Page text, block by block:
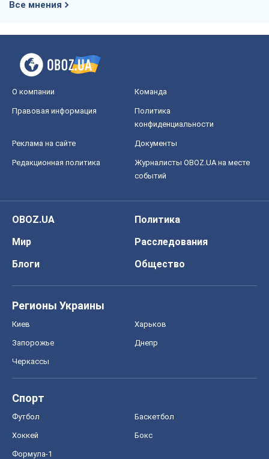
Все мнения
О компании Команда
Правовая информация
Политика
конфиденциальности
Реклама на сайте Документы
Редакционная политика
Журналисты OBOZ.UA на месте
событий
OBOZ.UA
Политика
Мир
Расследования
Блоги
Общество
Регионы Украины
Киев Харьков
Запорожье Днепр
Черкассы
Спорт
Футбол Баскетбол
Хоккей Бокс
Формула-1